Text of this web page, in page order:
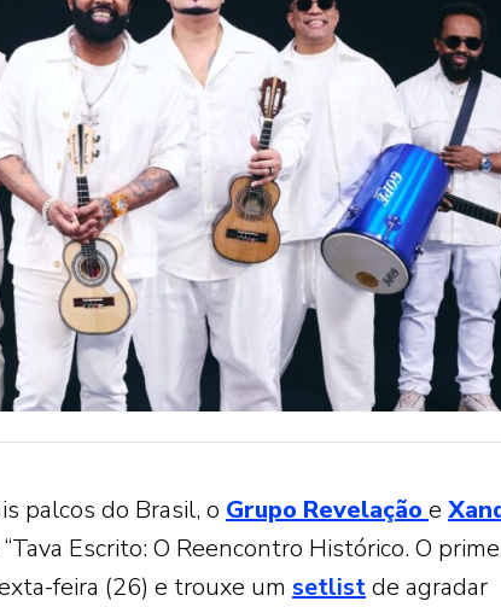
palcos do Brasil, o Grupo Revelação e
Escrito: O Reencontro Histórico. O
feira (26) e trouxe um setlistde agradar